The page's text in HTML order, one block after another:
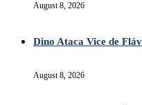
August 8, 2026
Dino Ataca Vice de
August 8, 2026